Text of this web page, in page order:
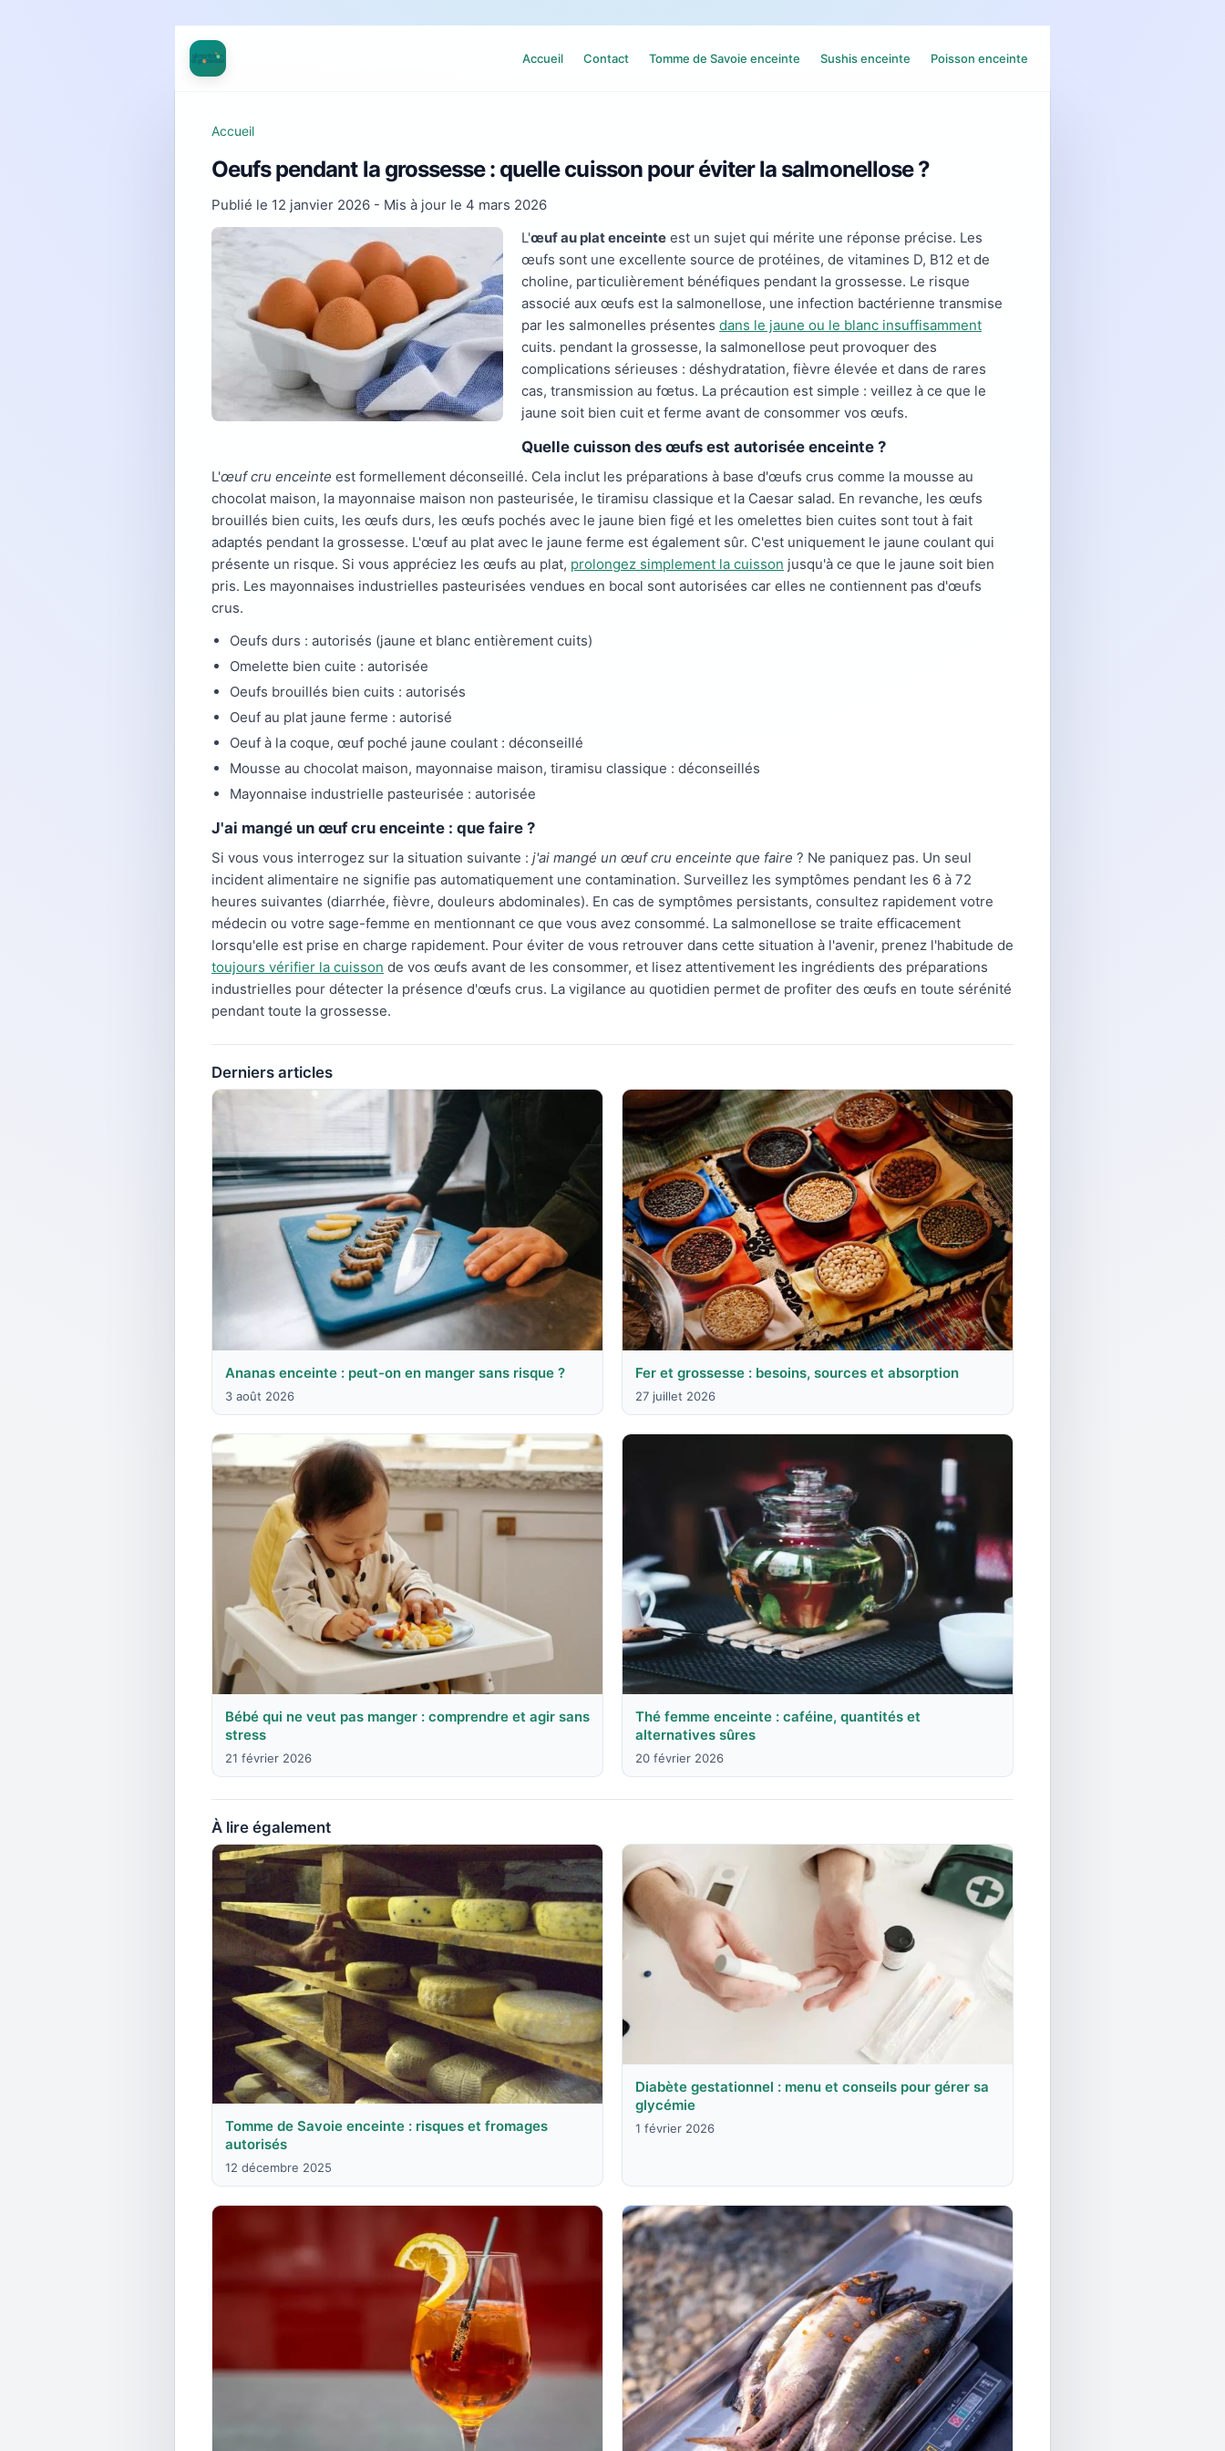
Accueil Contact Tomme de Savoie enceinte Sushis enceinte Poisson enceinte
Accueil
Oeufs pendant la grossesse : quelle cuisson pour éviter la salmonellose ?
Publié le 12 janvier 2026 - Mis à jour le 4 mars 2026
L'œuf au plat enceinte est un sujet qui mérite une réponse précise. Les
œufs sont une excellente source de protéines, de vitamines D, B12 et de
choline, particulièrement bénéfiques pendant la grossesse. Le risque
associé aux œufs est la salmonellose, une infection bactérienne transmise
par les salmonelles présentes dans le jaune ou le blanc insuffisamment
cuits. pendant la grossesse, la salmonellose peut provoquer des
complications sérieuses : déshydratation, fièvre élevée et dans de rares
cas, transmission au fœtus. La précaution est simple : veillez à ce que le
jaune soit bien cuit et ferme avant de consommer vos œufs.
Quelle cuisson des œufs est autorisée enceinte ?
L'œuf cru enceinte est formellement déconseillé. Cela inclut les préparations à base d'œufs crus comme la mousse au
chocolat maison, la mayonnaise maison non pasteurisée, le tiramisu classique et la Caesar salad. En revanche, les œufs
brouillés bien cuits, les œufs durs, les œufs pochés avec le jaune bien figé et les omelettes bien cuites sont tout à fait
adaptés pendant la grossesse. L'œuf au plat avec le jaune ferme est également sûr. C'est uniquement le jaune coulant qui
présente un risque. Si vous appréciez les œufs au plat, prolongez simplement la cuisson jusqu'à ce que le jaune soit bien
pris. Les mayonnaises industrielles pasteurisées vendues en bocal sont autorisées car elles ne contiennent pas d'œufs
crus.
Oeufs durs : autorisés (jaune et blanc entièrement cuits)
Omelette bien cuite : autorisée
Oeufs brouillés bien cuits : autorisés
Oeuf au plat jaune ferme : autorisé
Oeuf à la coque, œuf poché jaune coulant : déconseillé
Mousse au chocolat maison, mayonnaise maison, tiramisu classique : déconseillés
Mayonnaise industrielle pasteurisée : autorisée
J'ai mangé un œuf cru enceinte : que faire ?
Si vous vous interrogez sur la situation suivante : j'ai mangé un œuf cru enceinte que faire ? Ne paniquez pas. Un seul
incident alimentaire ne signifie pas automatiquement une contamination. Surveillez les symptômes pendant les 6 à 72
heures suivantes (diarrhée, fièvre, douleurs abdominales). En cas de symptômes persistants, consultez rapidement votre
médecin ou votre sage-femme en mentionnant ce que vous avez consommé. La salmonellose se traite efficacement
lorsqu'elle est prise en charge rapidement. Pour éviter de vous retrouver dans cette situation à l'avenir, prenez l'habitude de
toujours vérifier la cuisson de vos œufs avant de les consommer, et lisez attentivement les ingrédients des préparations
industrielles pour détecter la présence d'œufs crus. La vigilance au quotidien permet de profiter des œufs en toute sérénité
pendant toute la grossesse.
Derniers articles
Ananas enceinte : peut-on en manger sans risque ?
3 août 2026
Fer et grossesse : besoins, sources et absorption
27 juillet 2026
Bébé qui ne veut pas manger : comprendre et agir sans
stress
21 février 2026
Thé femme enceinte : caféine, quantités et
alternatives sûres
20 février 2026
À lire également
Tomme de Savoie enceinte : risques et fromages
autorisés
12 décembre 2025
Diabète gestationnel : menu et conseils pour gérer sa
glycémie
1 février 2026